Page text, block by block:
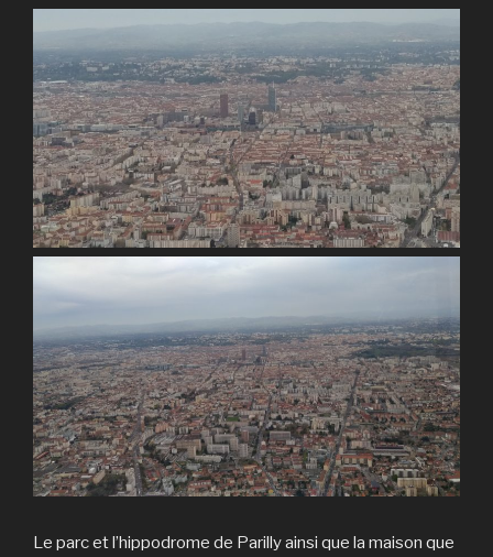
Le parc et l’hippodrome de Parilly ainsi que la maison que